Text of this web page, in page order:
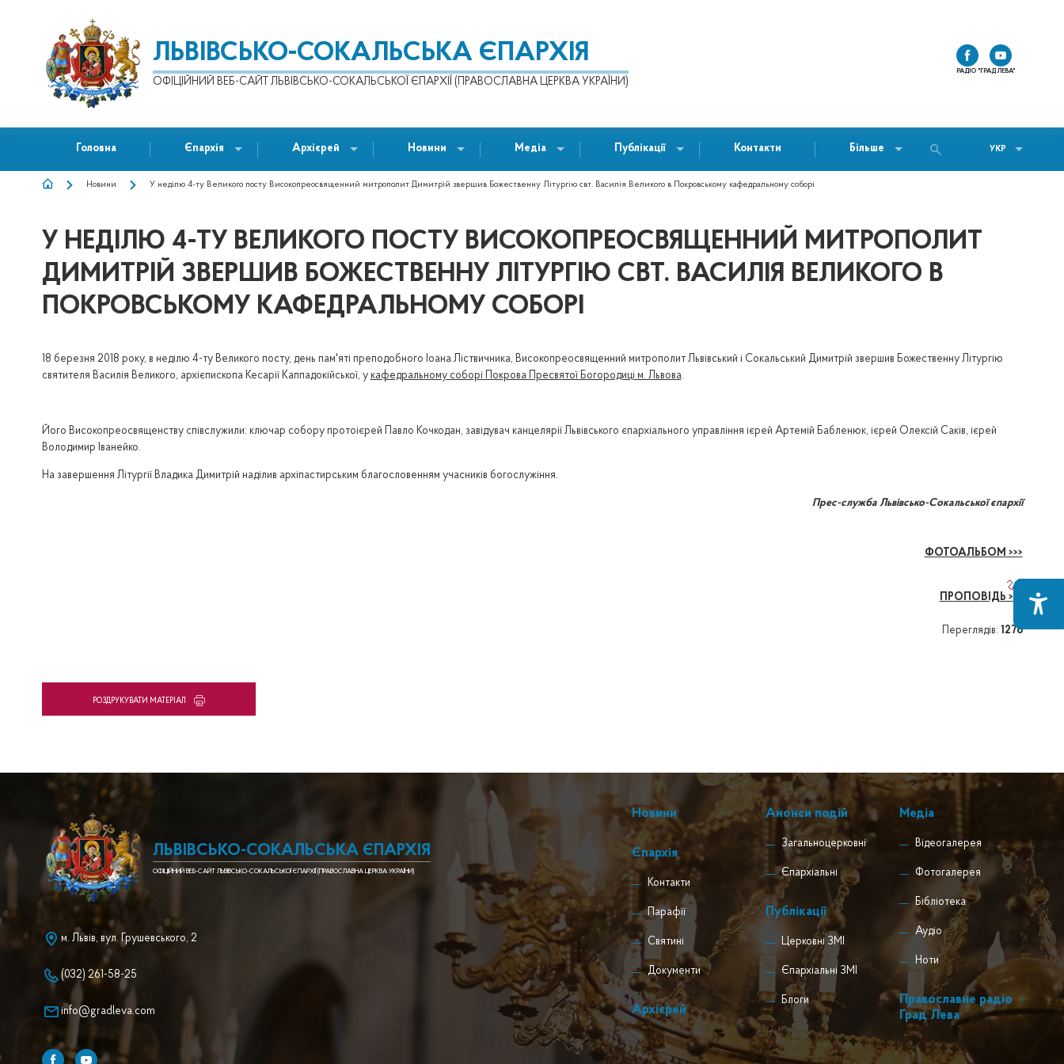
ЛЬВІВСЬКО-СОКАЛЬСЬКА ЄПАРХІЯ
ОФІЦІЙНИЙ ВЕБ-САЙТ ЛЬВІВСЬКО-СОКАЛЬСЬКОЇ ЄПАРХІЇ (ПРАВОСЛАВНА ЦЕРКВА УКРАЇНИ)
РАДІО "ГРАД ЛЕВА"
Головна Єпархія Архієрей Новини Медіа Публікації Контакти Більше УКР
РЯДОК
НАВІҐАЦІЇ
Новини У неділю 4-ту Великого посту Високопреосвященний митрополит Димитрій звершив Божественну Літургію свт. Василія Великого в Покровському кафедральному соборі
У НЕДІЛЮ 4-ТУ ВЕЛИКОГО ПОСТУ ВИСОКОПРЕОСВЯЩЕННИЙ МИТРОПОЛИТ
ДИМИТРІЙ ЗВЕРШИВ БОЖЕСТВЕННУ ЛІТУРГІЮ СВТ. ВАСИЛІЯ ВЕЛИКОГО В
ПОКРОВСЬКОМУ КАФЕДРАЛЬНОМУ СОБОРІ
18 березня 2018 року, в неділю 4-ту Великого посту, день пам'яті преподобного Іоана Ліствичника, Високопреосвященний митрополит Львівський і Сокальський Димитрій звершив Божественну Літургію
святителя Василія Великого, архієпископа Кесарії Каппадокійської, у кафедральному соборі Покрова Пресвятої Богородиці м. Львова.
Його Високопреосвященству співслужили: ключар собору протоієрей Павло Кочкодан, завідувач канцелярії Львівського єпархіального управління ієрей Артемій Бабленюк, ієрей Олексій Саків, ієрей
Володимир Іванейко.
На завершення Літургії Владика Димитрій наділив архіпастирським благословенням учасників богослужіння.
Прес-служба Львівсько-Сокальської єпархії
ФОТОАЛЬБОМ >>>
ПРОПОВІДЬ >>>
Переглядів: 1276
PОЗДРУКУВАТИ МАТЕРІАЛ
ЛЬВІВСЬКО-СОКАЛЬСЬКА ЄПАРХІЯ
ОФІЦІЙНИЙ ВЕБ-САЙТ ЛЬВІВСЬКО-СОКАЛЬСЬКОЇ ЄПАРХІЇ (ПРАВОСЛАВНА ЦЕРКВА УКРАЇНИ)
м. Львів, вул. Грушевського, 2
(032) 261-58-25
info@gradleva.com
Новини
Єпархія
Контакти
Парафії
Святині
Документи
Архієрей
Анонси подій
Загальноцерковні
Єпархіальні
Публікації
Церковні ЗМІ
Єпархіальні ЗМІ
Блоги
Медіа
Відеогалерея
Фотогалерея
Бібліотека
Аудіо
Ноти
Православне радіо
Град Лева